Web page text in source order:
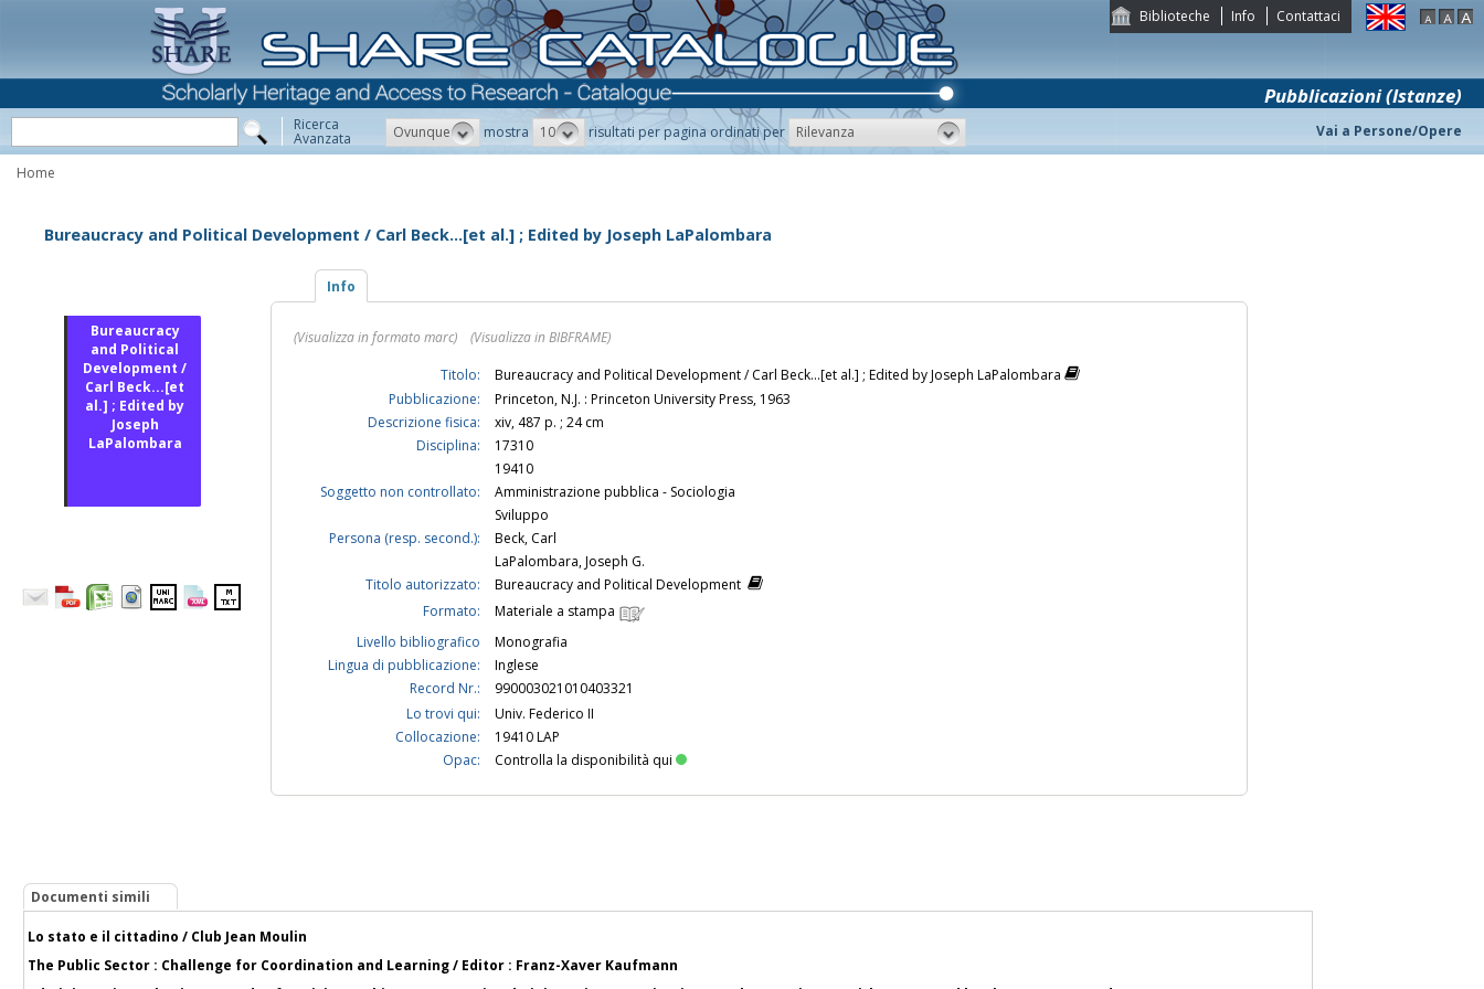
Biblioteche Info Contattaci
Pubblicazioni (Istanze)
Ricerca
Avanzata Ovunque mostra 10 risultati per pagina ordinati per Rilevanza Vai a Persone/Opere
Home
Bureaucracy and Political Development / Carl Beck...[et al.] ; Edited by Joseph LaPalombara
Bureaucracy
and Political
Development /
Carl Beck...[et
al.] ; Edited by
Joseph
LaPalombara
Info
(Visualizza in formato marc)
(Visualizza in BIBFRAME)
Titolo:
Bureaucracy and Political Development / Carl Beck...[et al.] ; Edited by Joseph LaPalombara
Pubblicazione:
Princeton, N.J. : Princeton University Press, 1963
Descrizione fisica:
xiv, 487 p. ; 24 cm
Disciplina:
17310
19410
Soggetto non controllato:
Amministrazione pubblica - Sociologia
Sviluppo
Persona (resp. second.):
Beck, Carl
LaPalombara, Joseph G.
Titolo autorizzato:
Bureaucracy and Political Development
Formato:
Materiale a stampa
Livello bibliografico
Monografia
Lingua di pubblicazione:
Inglese
Record Nr.:
990003021010403321
Lo trovi qui:
Univ. Federico II
Collocazione:
19410 LAP
Opac:
Controlla la disponibilità qui
Documenti simili
Lo stato e il cittadino / Club Jean Moulin
The Public Sector : Challenge for Coordination and Learning / Editor : Franz-Xaver Kaufmann